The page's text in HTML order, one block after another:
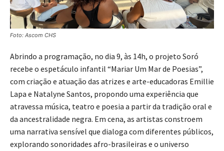
Foto: Ascom CHS
Abrindo a programação, no dia 9, às 14h, o projeto Soró
recebe o espetáculo infantil “Mariar Um Mar de Poesias”,
com criação e atuação das atrizes e arte-educadoras Emillie
Lapa e Natalyne Santos, propondo uma experiência que
atravessa música, teatro e poesia a partir da tradição oral e
da ancestralidade negra. Em cena, as artistas constroem
uma narrativa sensível que dialoga com diferentes públicos,
explorando sonoridades afro-brasileiras e o universo